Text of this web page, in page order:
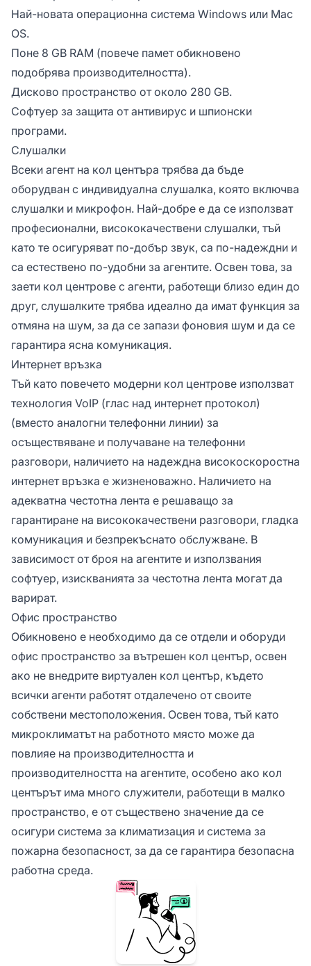
Най-новата операционна система Windows или Mac
OS.
Поне 8 GB RAM (повече памет обикновено
подобрява производителността).
Дисково пространство от около 280 GB.
Софтуер за защита от антивирус и шпионски
програми.
Слушалки
Всеки агент на кол центъра трябва да бъде
оборудван с индивидуална слушалка, която включва
слушалки и микрофон. Най-добре е да се използват
професионални, висококачествени слушалки, тъй
като те осигуряват по-добър звук, са по-надеждни и
са естествено по-удобни за агентите. Освен това, за
заети кол центрове с агенти, работещи близо един до
друг, слушалките трябва идеално да имат функция за
отмяна на шум, за да се запази фоновия шум и да се
гарантира ясна комуникация.
Интернет връзка
Тъй като повечето модерни кол центрове използват
технология VoIP (глас над интернет протокол)
(вместо аналогни телефонни линии) за
осъществяване и получаване на телефонни
разговори, наличието на надеждна високоскоростна
интернет връзка е жизненоважно. Наличието на
адекватна честотна лента е решаващо за
гарантиране на висококачествени разговори, гладка
комуникация и безпрекъснато обслужване. В
зависимост от броя на агентите и използвания
софтуер, изискванията за честотна лента могат да
варират.
Офис пространство
Обикновено е необходимо да се отдели и оборуди
офис пространство за вътрешен кол център, освен
ако не внедрите виртуален кол център, където
всички агенти работят отдалечено от своите
собствени местоположения. Освен това, тъй като
микроклиматът на работното място може да
повлияе на производителността и
производителността на агентите, особено ако кол
центърът има много служители, работещи в малко
пространство, е от съществено значение да се
осигури система за климатизация и система за
пожарна безопасност, за да се гарантира безопасна
работна среда.